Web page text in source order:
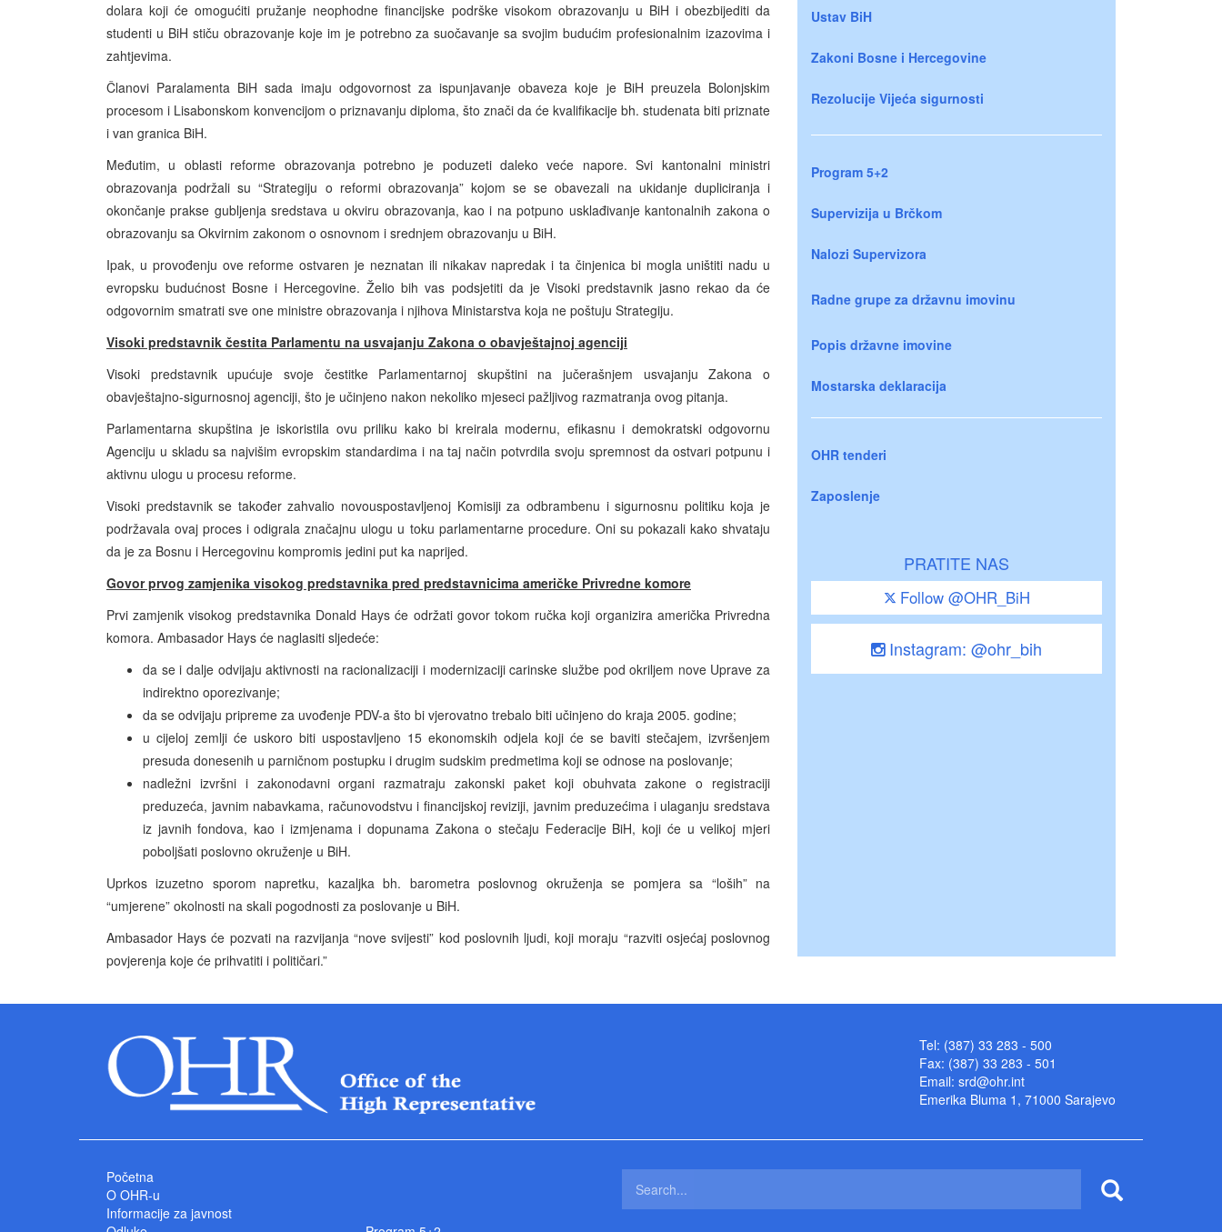
dolara koji će omogućiti pružanje neophodne financijske podrške visokom obrazovanju u BiH i obezbijediti da
studenti u BiH stiču obrazovanje koje im je potrebno za suočavanje sa svojim budućim profesionalnim izazovima i
zahtjevima.
Članovi Paralamenta BiH sada imaju odgovornost za ispunjavanje obaveza koje je BiH preuzela Bolonjskim
procesom i Lisabonskom konvencijom o priznavanju diploma, što znači da će kvalifikacije bh. studenata biti priznate
i van granica BiH.
Međutim, u oblasti reforme obrazovanja potrebno je poduzeti daleko veće napore. Svi kantonalni ministri
obrazovanja podržali su “Strategiju o reformi obrazovanja” kojom se se obavezali na ukidanje dupliciranja i
okončanje prakse gubljenja sredstava u okviru obrazovanja, kao i na potpuno usklađivanje kantonalnih zakona o
obrazovanju sa Okvirnim zakonom o osnovnom i srednjem obrazovanju u BiH.
Ipak, u provođenju ove reforme ostvaren je neznatan ili nikakav napredak i ta činjenica bi mogla uništiti nadu u
evropsku budućnost Bosne i Hercegovine. Želio bih vas podsjetiti da je Visoki predstavnik jasno rekao da će
odgovornim smatrati sve one ministre obrazovanja i njihova Ministarstva koja ne poštuju Strategiju.
Visoki predstavnik čestita Parlamentu na usvajanju Zakona o obavještajnoj agenciji
Visoki predstavnik upućuje svoje čestitke Parlamentarnoj skupštini na jučerašnjem usvajanju Zakona o
obavještajno-sigurnosnoj agenciji, što je učinjeno nakon nekoliko mjeseci pažljivog razmatranja ovog pitanja.
Parlamentarna skupština je iskoristila ovu priliku kako bi kreirala modernu, efikasnu i demokratski odgovornu
Agenciju u skladu sa najvišim evropskim standardima i na taj način potvrdila svoju spremnost da ostvari potpunu i
aktivnu ulogu u procesu reforme.
Visoki predstavnik se također zahvalio novouspostavljenoj Komisiji za odbrambenu i sigurnosnu politiku koja je
podržavala ovaj proces i odigrala značajnu ulogu u toku parlamentarne procedure. Oni su pokazali kako shvataju
da je za Bosnu i Hercegovinu kompromis jedini put ka naprijed.
Govor prvog zamjenika visokog predstavnika pred predstavnicima američke Privredne komore
Prvi zamjenik visokog predstavnika Donald Hays će održati govor tokom ručka koji organizira američka Privredna
komora. Ambasador Hays će naglasiti sljedeće:
da se i dalje odvijaju aktivnosti na racionalizaciji i modernizaciji carinske službe pod okriljem nove Uprave za
indirektno oporezivanje;
da se odvijaju pripreme za uvođenje PDV-a što bi vjerovatno trebalo biti učinjeno do kraja 2005. godine;
u cijeloj zemlji će uskoro biti uspostavljeno 15 ekonomskih odjela koji će se baviti stečajem, izvršenjem
presuda donesenih u parničnom postupku i drugim sudskim predmetima koji se odnose na poslovanje;
nadležni izvršni i zakonodavni organi razmatraju zakonski paket koji obuhvata zakone o registraciji
preduzeća, javnim nabavkama, računovodstvu i financijskoj reviziji, javnim preduzećima i ulaganju sredstava
iz javnih fondova, kao i izmjenama i dopunama Zakona o stečaju Federacije BiH, koji će u velikoj mjeri
poboljšati poslovno okruženje u BiH.
Uprkos izuzetno sporom napretku, kazaljka bh. barometra poslovnog okruženja se pomjera sa “loših” na
“umjerene” okolnosti na skali pogodnosti za poslovanje u BiH.
Ambasador Hays će pozvati na razvijanja “nove svijesti” kod poslovnih ljudi, koji moraju “razviti osjećaj poslovnog
povjerenja koje će prihvatiti i političari.”
Ustav BiH
Zakoni Bosne i Hercegovine
Rezolucije Vijeća sigurnosti
Program 5+2
Supervizija u Brčkom
Nalozi Supervizora
Radne grupe za državnu imovinu
Popis državne imovine
Mostarska deklaracija
OHR tenderi
Zaposlenje
PRATITE NAS
Follow @OHR_BiH
Instagram: @ohr_bih
Tel: (387) 33 283 - 500
Fax: (387) 33 283 - 501
Email: srd@ohr.int
Emerika Bluma 1, 71000 Sarajevo
Početna
O OHR-u
Informacije za javnost